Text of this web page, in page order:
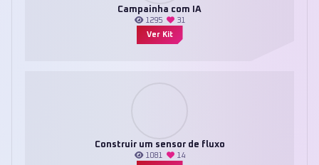
Campainha com IA
1295
31
Ver Kit
Construir um sensor de fluxo
1081
14